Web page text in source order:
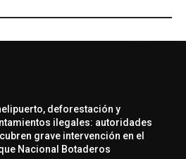
deforestación y
ilegales: autoridades
grave intervención en el
Nacional Botaderos